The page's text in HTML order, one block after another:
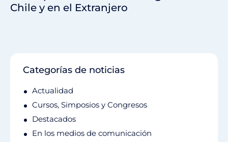
Chile y en el Extranjero
Categorías de noticias
Actualidad
Cursos, Simposios y Congresos
Destacados
En los medios de comunicación